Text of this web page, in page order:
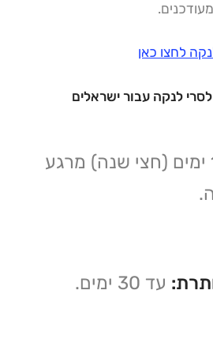
לחצו כאן
לנקה עבור ישראלים
180 ימים (חצי שנה) מרגע
עד 30 ימים.